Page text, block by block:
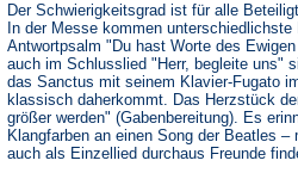
Der Schwierigkeitsgrad ist für alle
In der Messe kommen
Antwortpsalm "Du hast Worte des
auch im Schlusslied "Herr, begleite uns"
das Sanctus mit seinem Klavier-Fugato
klassisch daherkommt. Das Herzstück
größer werden" (Gabenbereitung). Es
Klangfarben an einen Song der Beatles
auch als Einzellied durchaus Freunde